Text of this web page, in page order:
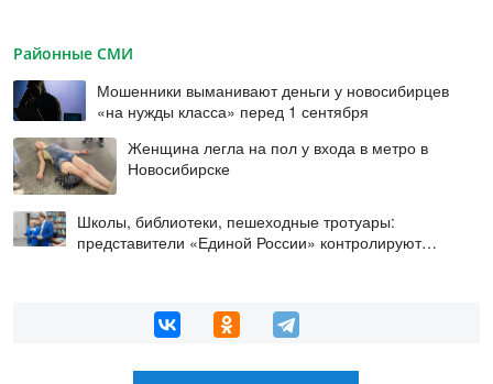
Районные СМИ
Мошенники выманивают деньги у новосибирцев
«на нужды класса» перед 1 сентября
Женщина легла на пол у входа в метро в
Новосибирске
Школы, библиотеки, пешеходные тротуары:
представители «Единой России» контролируют